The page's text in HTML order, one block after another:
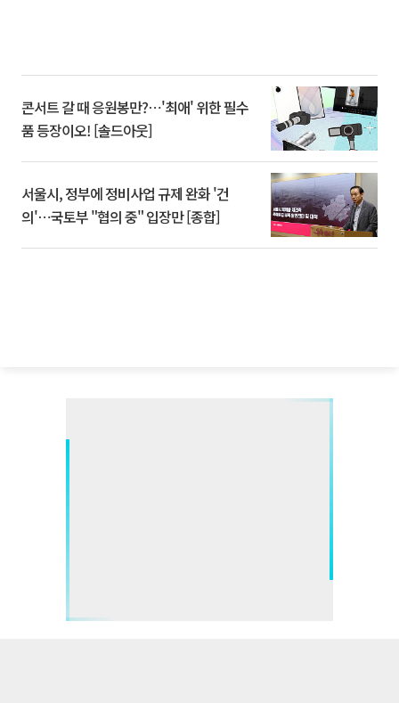
콘서트 갈 때 응원봉만?⋯'최애' 위한 필수
품 등장이오! [솔드아웃]
서울시, 정부에 정비사업 규제 완화 '건
의'⋯국토부 "협의 중" 입장만 [종합]